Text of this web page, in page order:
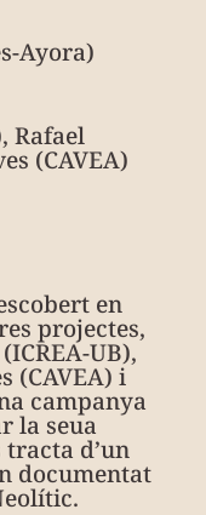
Ayora)
Rafael
(CAVEA)
en
projectes,
UB),
(CAVEA) i
campanya
la seua
d’un
documentat